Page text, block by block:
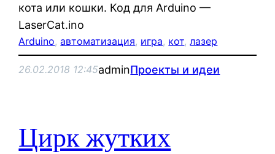
кота или кошки. Код для Arduino —
LaserCat.ino
Arduino, автоматизация, игра, кот, лазер
26.02.2018 12:45adminПроекты и идеи
Цирк жутких